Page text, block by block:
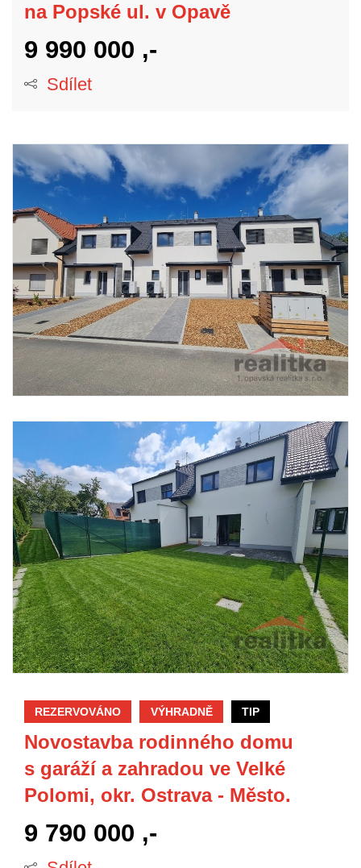
na Popské ul. v Opavě
9 990 000 ,-
Sdílet
REZERVOVÁNO VÝHRADNĚ TIP
Novostavba rodinného domu
s garáží a zahradou ve Velké
Polomi, okr. Ostrava - Město.
9 790 000 ,-